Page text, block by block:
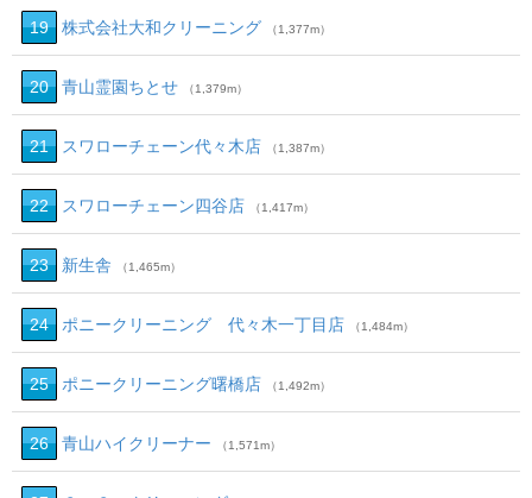
19 株式会社大和クリーニング （1,377m）
20 青山霊園ちとせ （1,379m）
21 スワローチェーン代々木店 （1,387m）
22 スワローチェーン四谷店 （1,417m）
23 新生舎 （1,465m）
24 ポニークリーニング 代々木一丁目店 （1,484m）
25 ポニークリーニング曙橋店 （1,492m）
26 青山ハイクリーナー （1,571m）